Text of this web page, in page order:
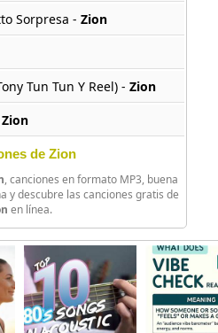
Sorpresa - Zion
Tun Tun Y Reel) - Zion
Zion
- Zion
Y De La Ghetto -Zion
-
Zion
Y De La Ghetto -Zion
de Zion
, canciones en formato MP3, buena
y descubre las canciones gratis de
en línea.